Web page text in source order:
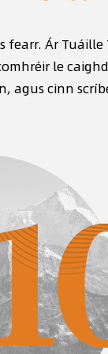
fearr. Ár Tuáille
le
agus cinn
Le
córas
agus
dtáirgí a